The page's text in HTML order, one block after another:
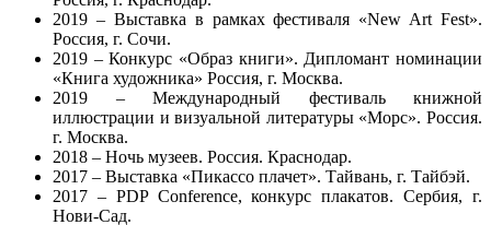
2019 – Выставка в рамках фестиваля «New Art Fest».
Россия, г. Сочи.
2019 – Конкурс «Образ книги». Дипломант номинации
«Книга художника» Россия, г. Москва.
2019 – Международный фестиваль книжной
иллюстрации и визуальной литературы «Морс». Россия.
г. Москва.
2018 – Ночь музеев. Россия. Краснодар.
2017 – Выставка «Пикассо плачет». Тайвань, г. Тайбэй.
2017 – PDP Conference, конкурс плакатов. Сербия, г.
Нови-Сад.